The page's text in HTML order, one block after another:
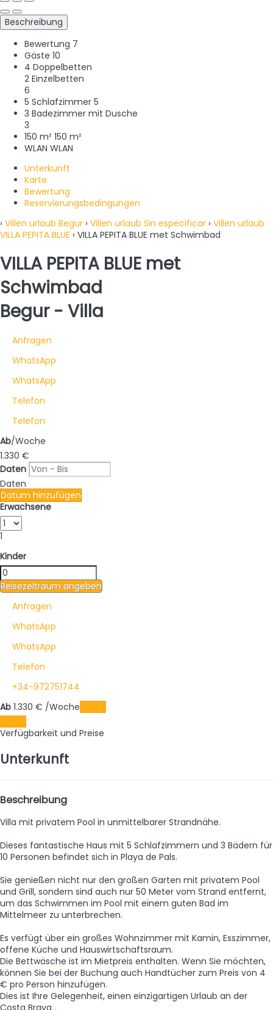
Beschreibung
Bewertung 7
Gäste 10
4 Doppelbetten
2 Einzelbetten
6
5 Schlafzimmer 5
3 Badezimmer mit Dusche
3
150 m² 150 m²
WLAN WLAN
Unterkunft
Karte
Bewertung
Reservierungsbedingungen
› Villen urlaub Begur › Villen urlaub Sin especificar › Villen urlaub
VILLA PEPITA BLUE › VILLA PEPITA BLUE met Schwimbad
VILLA PEPITA BLUE met
Schwimbad
Begur - Villa
Anfragen
WhatsApp
WhatsApp
Telefon
Telefon
Ab/Woche
1.330 €
Daten
Daten
Datum hinzufügen
Erwachsene
1
Kinder
Reisezeitraum angeben
Anfragen
WhatsApp
WhatsApp
Telefon
+34-972751744
Ab 1.330 € /Woche
Verfügbarkeit und Preise
Unterkunft
Beschreibung
Villa mit privatem Pool in unmittelbarer Strandnähe.
Dieses fantastische Haus mit 5 Schlafzimmern und 3 Bädern für
10 Personen befindet sich in Playa de Pals.
Sie genießen nicht nur den großen Garten mit privatem Pool
und Grill, sondern sind auch nur 50 Meter vom Strand entfernt,
um das Schwimmen im Pool mit einem guten Bad im
Mittelmeer zu unterbrechen.
Es verfügt über ein großes Wohnzimmer mit Kamin, Esszimmer,
offene Küche und Hauswirtschaftsraum.
Die Bettwäsche ist im Mietpreis enthalten. Wenn Sie möchten,
können Sie bei der Buchung auch Handtücher zum Preis von 4
€ pro Person hinzufügen.
Dies ist Ihre Gelegenheit, einen einzigartigen Urlaub an der
Costa Brava .